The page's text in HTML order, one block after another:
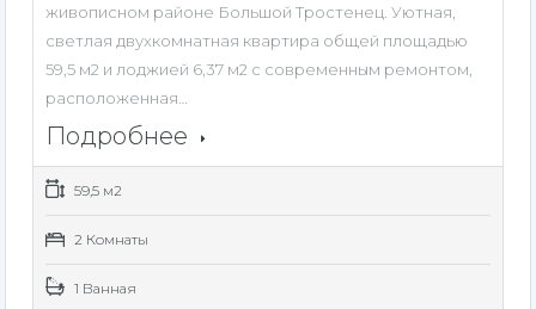
живописном районе Большой Тростенец. Уютная,
светлая двухкомнатная квартира общей площадью
59,5 м2 и лоджией 6,37 м2 с современным ремонтом,
расположенная…
Подробнее
59,5 м2
2 Комнаты
1 Ванная